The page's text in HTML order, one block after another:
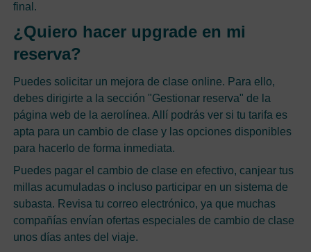
final.
¿Quiero hacer upgrade en mi
reserva?
Puedes solicitar un mejora de clase online. Para ello,
debes dirigirte a la sección "Gestionar reserva" de la
página web de la aerolínea. Allí podrás ver si tu tarifa es
apta para un cambio de clase y las opciones disponibles
para hacerlo de forma inmediata.
Puedes pagar el cambio de clase en efectivo, canjear tus
millas acumuladas o incluso participar en un sistema de
subasta. Revisa tu correo electrónico, ya que muchas
compañías envían ofertas especiales de cambio de clase
unos días antes del viaje.